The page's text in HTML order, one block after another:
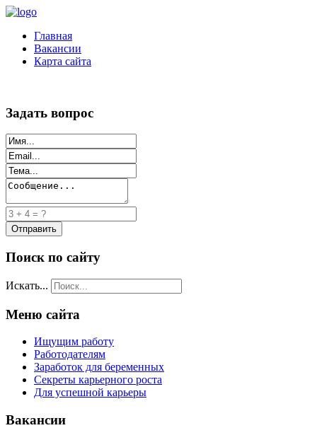
Главная
Вакансии
Карта сайта
Задать вопрос
Поиск по сайту
Искать...
Меню сайта
Ищущим работу
Работодателям
Заработок для беременных
Секреты карьерного роста
Для успешной карьеры
Вакансии